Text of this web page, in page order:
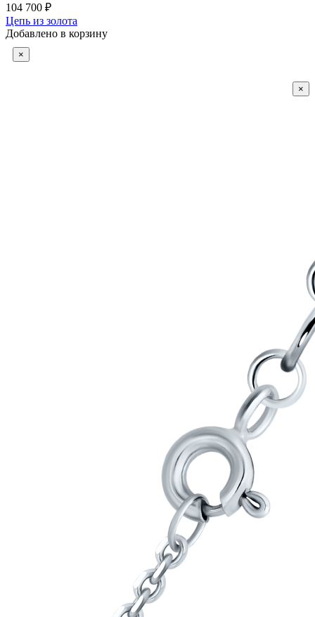
104 700 ₽
Цепь из золота
Добавлено в корзину
×
×